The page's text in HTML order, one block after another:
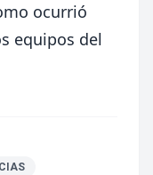
ocurrió
equipos del